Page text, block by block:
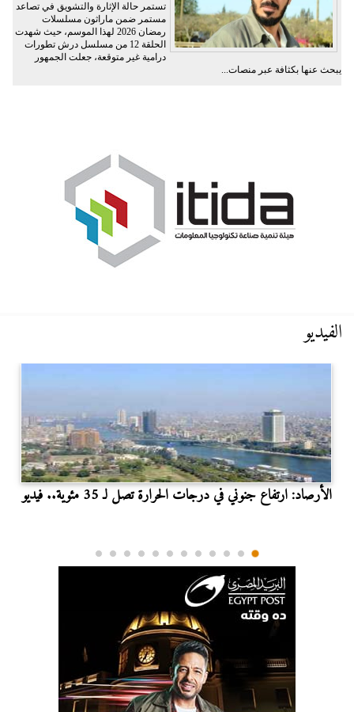
تستمر حالة الإثارة والتشويق في تصاعد
مستمر ضمن ماراثون مسلسلات
رمضان 2026 لهذا الموسم، حيث شهدت
الحلقة 12 من مسلسل درش تطورات
درامية غير متوقعة، جعلت الجمهور
يبحث عنها بكثافة عبر منصات...
الفيديو
الأرصاد: ارتفاع جنوني في درجات الحرارة تصل لـ 35 مئوية.. فيديو